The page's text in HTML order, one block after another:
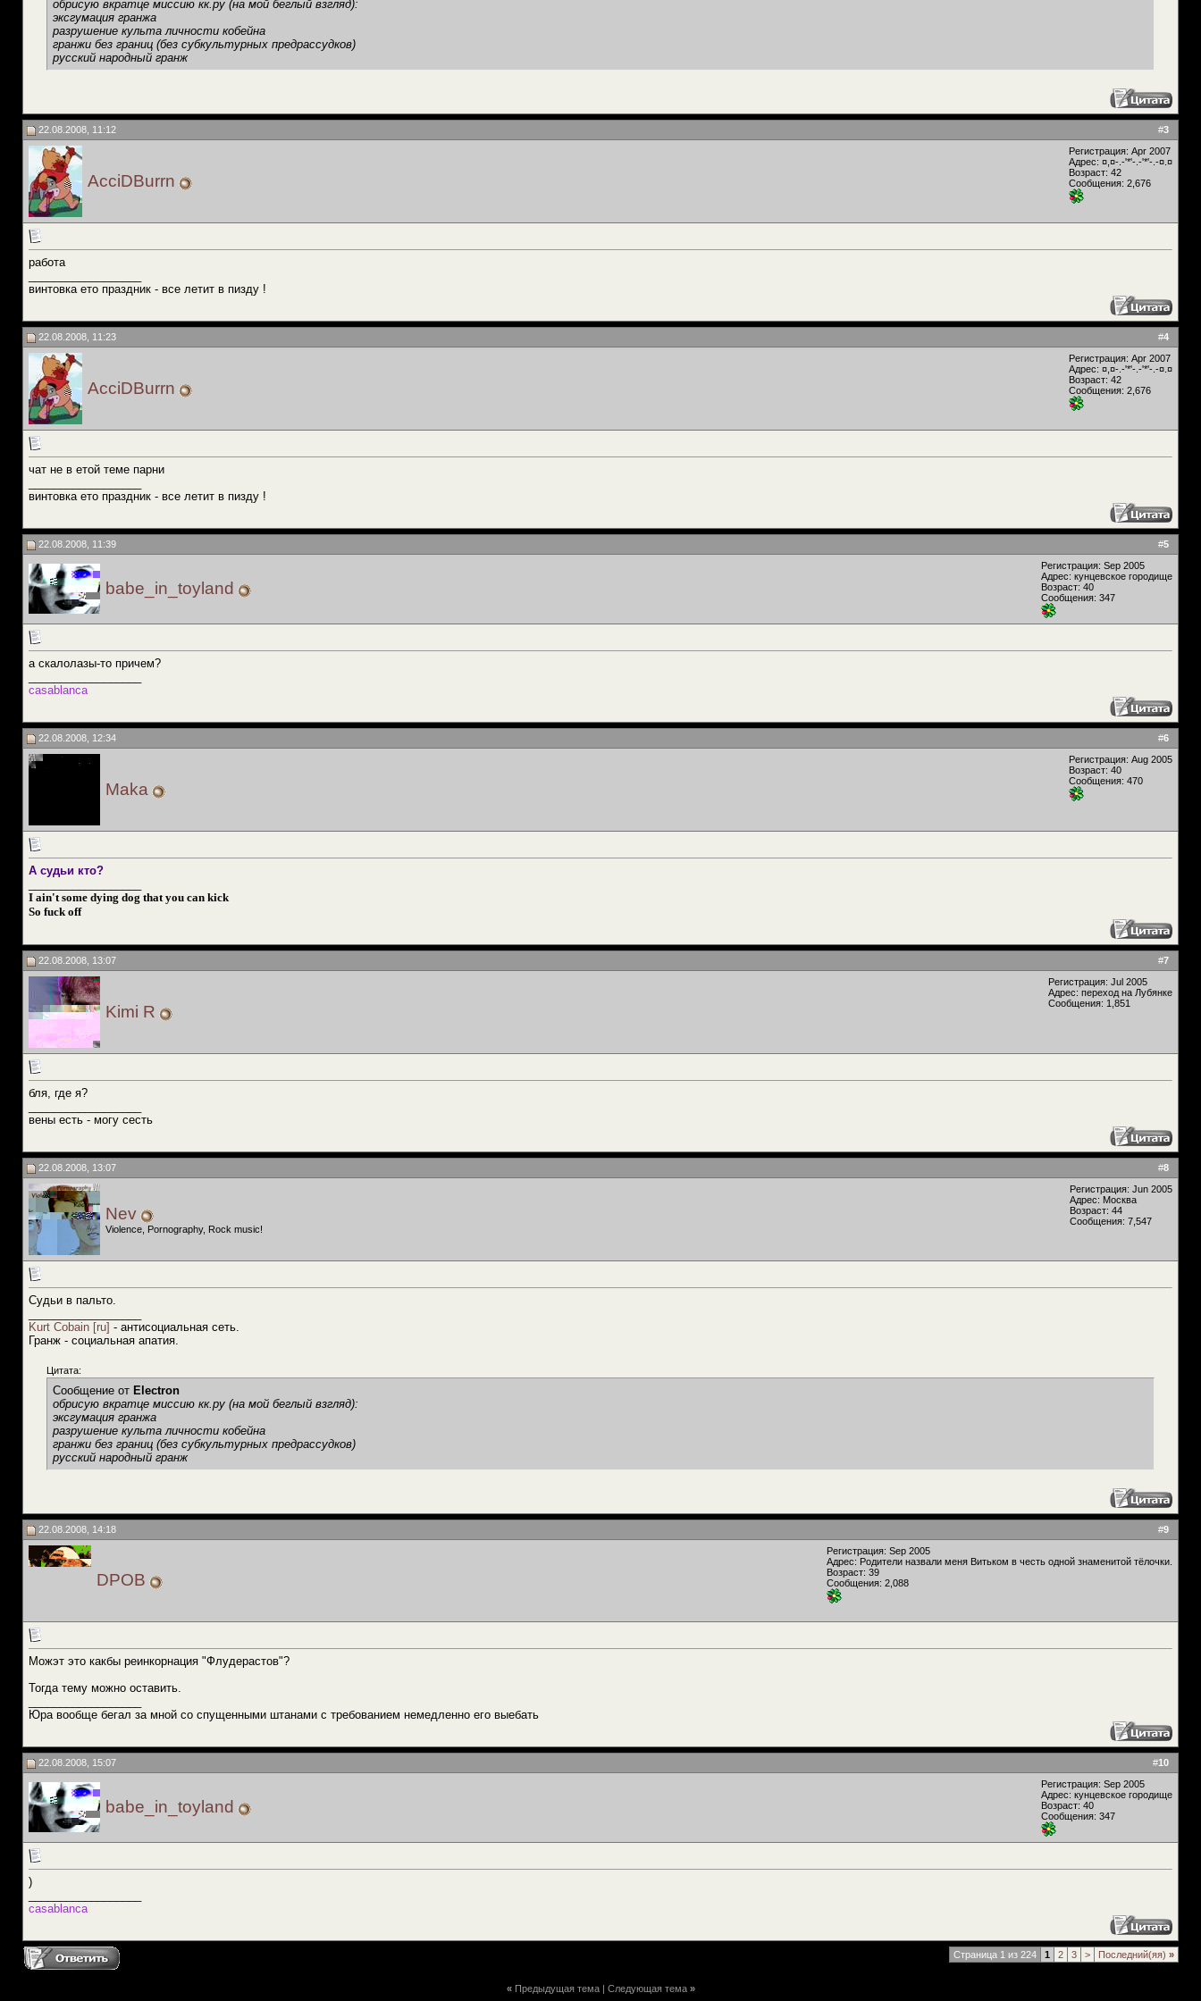
обрисую вкратце миссию кк.ру (на мой беглый взгляд):
эксгумация гранжа
разрушение культа личности кобейна
гранжи без границ (без субкультурных предрассудков)
русский народный гранж
#3
22.08.2008, 11:12
AcciDBurrn
Регистрация: Apr 2007
Адрес: ¤,¤-.-'*'-.-'*'-.-¤.¤
Возраст: 42
Сообщения: 2,676
работа
винтовка ето праздник - все летит в пизду !
#4
22.08.2008, 11:23
AcciDBurrn
Регистрация: Apr 2007
Адрес: ¤,¤-.-'*'-.-'*'-.-¤.¤
Возраст: 42
Сообщения: 2,676
чат не в етой теме парни
винтовка ето праздник - все летит в пизду !
#5
22.08.2008, 11:39
babe_in_toyland
Регистрация: Sep 2005
Адрес: кунцевское городище
Возраст: 40
Сообщения: 347
а скалолазы-то причем?
casablanca
#6
22.08.2008, 12:34
Maka
Регистрация: Aug 2005
Возраст: 40
Сообщения: 470
А судьи кто?
I ain't some dying dog that you can kick
So fuck off
#7
22.08.2008, 13:07
Kimi R
Регистрация: Jul 2005
Адрес: переход на Лубянке
Сообщения: 1,851
бля, где я?
вены есть - могу сесть
#8
22.08.2008, 13:07
Nev
Violence, Pornography, Rock music!
Регистрация: Jun 2005
Адрес: Москва
Возраст: 44
Сообщения: 7,547
Судьи в пальто.
Kurt Cobain [ru] - антисоциальная сеть.
Гранж - социальная апатия.
Цитата:
Сообщение от Electron
обрисую вкратце миссию кк.ру (на мой беглый взгляд):
эксгумация гранжа
разрушение культа личности кобейна
гранжи без границ (без субкультурных предрассудков)
русский народный гранж
#9
22.08.2008, 14:18
DPOB
Регистрация: Sep 2005
Адрес: Родители назвали меня Витьком в честь одной знаменитой тёлочки.
Возраст: 39
Сообщения: 2,088
Можэт это какбы реинкорнация "Флудерастов"?
Тогда тему можно оставить.
Юра вообще бегал за мной со спущенными штанами с требованием немедленно его выебать
#10
22.08.2008, 15:07
babe_in_toyland
Регистрация: Sep 2005
Адрес: кунцевское городище
Возраст: 40
Сообщения: 347
)
casablanca
Страница 1 из 224 1 2 3 > Последний(яя) »
« Предыдущая тема| Следующая тема »